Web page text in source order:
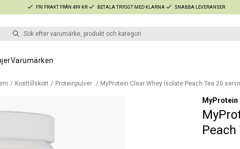
FRI FRAKT FRÅN 499 KR BETALA TRYGGT MED KLARNA SNABBA LEVERANSER
Varumärken
Kosttillskott Proteinpulver MyProtein Clear Whey Isolate Peach Tea 20
MyProtein